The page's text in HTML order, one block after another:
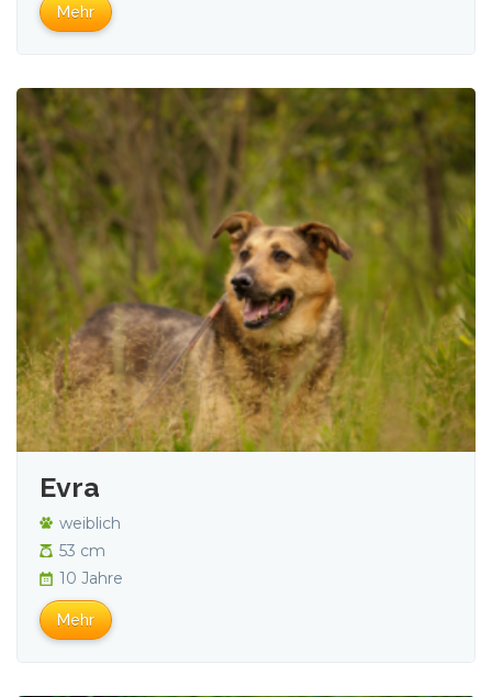
Mehr
Evra
weiblich
53 cm
10 Jahre
Mehr